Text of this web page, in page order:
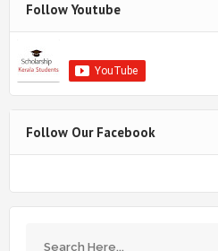
Follow Youtube
Follow Our Facebook